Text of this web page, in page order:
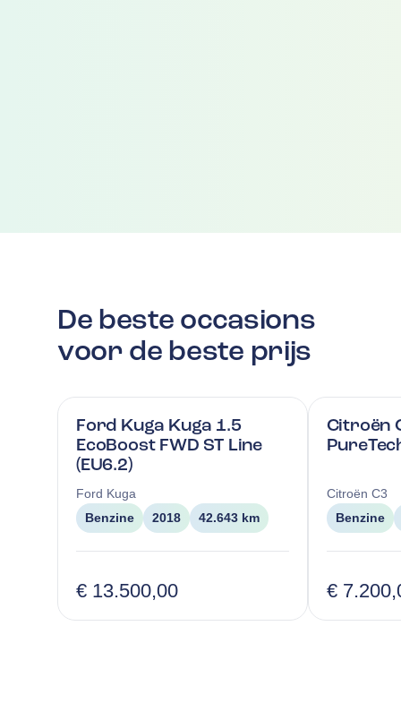
De beste occasions
voor de beste prijs
Ford Kuga Kuga 1.5
EcoBoost FWD ST Line
(EU6.2)
Ford Kuga
Benzine
2018 42.643 km
€ 13.500,00
Citroën
Citroën C3
Benzine
€